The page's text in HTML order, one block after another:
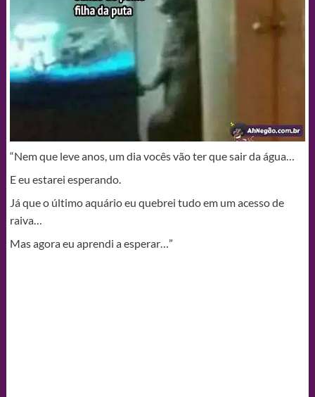
“Nem que leve anos, um dia vocês vão ter que sair da água…
E eu estarei esperando.
Já que o último aquário eu quebrei tudo em um acesso de
raiva…
Mas agora eu aprendi a esperar…”